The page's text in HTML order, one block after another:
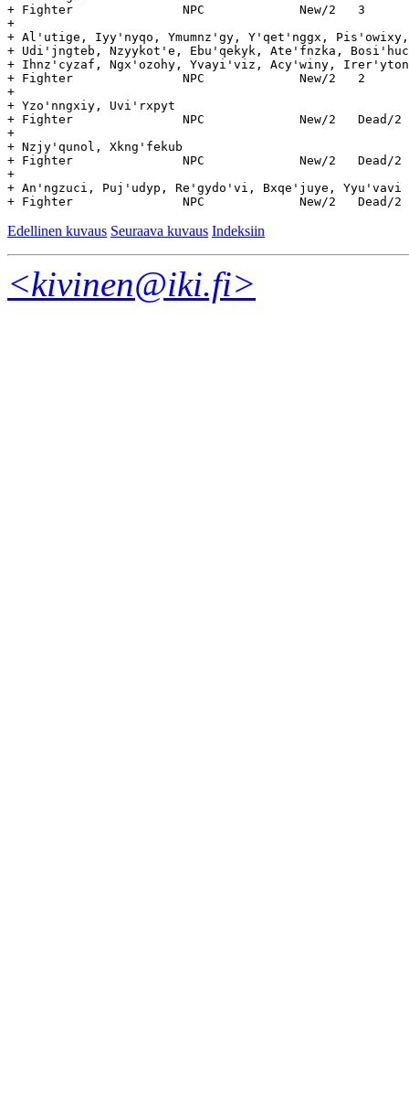
+ Fighter		NPC		New/2	3	18.3	-	-
+
+ Al'utige, Iyy'nyqo, Ymumnz'gy, Y'qet'nggx,
+ Udi'jngteb, Nzyykot'e, Ebu'qekyk, Ate'fnzka,
+ Ihnz'cyzaf, Ngx'ozohy, Yvayi'viz, Acy'winy, Irer'yton,
+ Fighter		NPC		New/2	2	18.3	-	-
+
+ Yzo'nngxiy, Uvi'rxpyt
+ Fighter		NPC		New/2	Dead/2	18.3	21.3	3
+
+ Nzjy'qunol, Xkng'fekub
+ Fighter		NPC		New/2	Dead/2	18.3	22.3	4
+
+ An'ngzuci, Puj'udyp, Re'gydo'vi, Bxqe'juye, Yyu'vavi
Edellinen kuvaus Seuraava kuvaus Indeksiin
<kivinen@iki.fi>